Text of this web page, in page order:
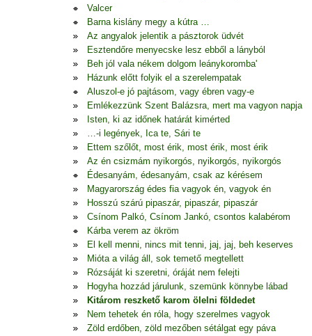
Valcer
Barna kislány megy a kútra …
Az angyalok jelentik a pásztorok üdvét
Esztendőre menyecske lesz ebből a lányból
Beh jól vala nékem dolgom leánykoromba'
Házunk előtt folyik el a szerelempatak
Aluszol-e jó pajtásom, vagy ébren vagy-e
Emlékezzünk Szent Balázsra, mert ma vagyon napja
Isten, ki az időnek határát kimérted
…-i legények, Ica te, Sári te
Ettem szőlőt, most érik, most érik, most érik
Az én csizmám nyikorgós, nyikorgós, nyikorgós
Édesanyám, édesanyám, csak az kérésem
Magyarország édes fia vagyok én, vagyok én
Hosszú szárú pipaszár, pipaszár, pipaszár
Csínom Palkó, Csínom Jankó, csontos kalabérom
Kárba verem az ökröm
El kell menni, nincs mit tenni, jaj, jaj, beh keserves
Mióta a világ áll, sok temető megtellett
Rózsáját ki szeretni, óráját nem felejti
Hogyha hozzád járulunk, szemünk könnybe lábad
Kitárom reszkető karom ölelni földedet
Nem tehetek én róla, hogy szerelmes vagyok
Zöld erdőben, zöld mezőben sétálgat egy páva